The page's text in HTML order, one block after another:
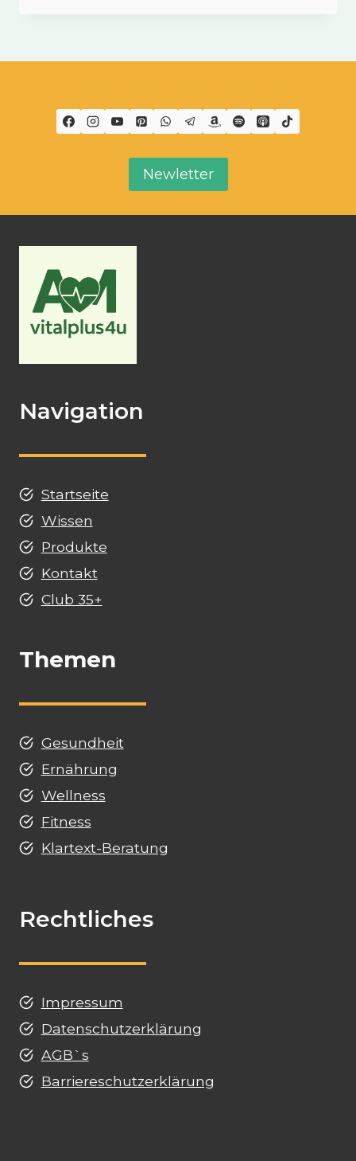
LANGFRISTIGE
Newletter
Navigation
Startseite
Wissen
Produkte
Kontakt
Club 35+
Themen
Gesundheit
Ernährung
Wellness
Fitness
Klartext-Beratung
Rechtliches
Impressum
Datenschutzerklärung
AGB`s
Barriereschutzerklärung